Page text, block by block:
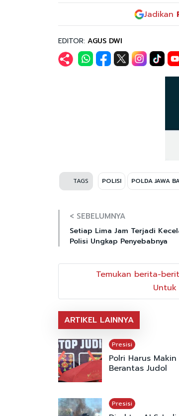
Jadikan
EDITOR: AGUS DWI
TAGS POLISI POLDA JAWA
< SEBELUMNYA
Setiap Lima Jam Terjadi
Polisi Ungkap Penyebabnya
Temukan berita-
ARTIKEL LAINNYA
Presisi
Polri Harus
Berantas Judol
Presisi